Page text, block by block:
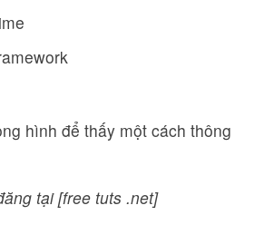
hình để thấy một cách thông
tại [free tuts .net]